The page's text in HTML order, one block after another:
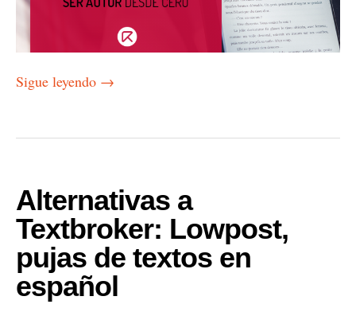
Sigue leyendo →
Alternativas a
Textbroker: Lowpost,
pujas de textos en
español